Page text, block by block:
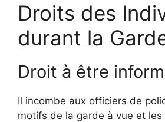
Droits des
durant la
Droit à être
Il incombe aux officiers de
motifs de la garde à vue et